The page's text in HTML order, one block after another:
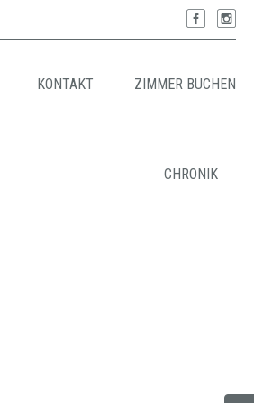
ZIMMER BUCHEN
KONTAKT
CHRONIK